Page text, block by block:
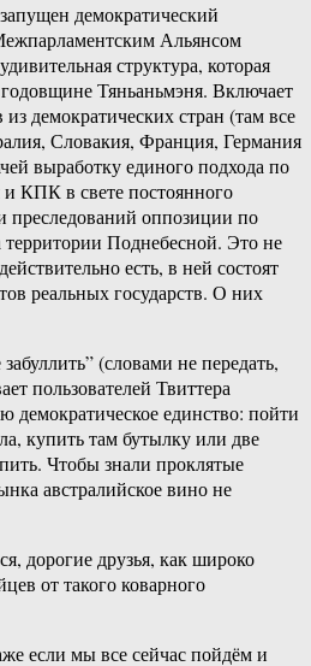
демократический
Альянсом
структура, которая
Тяньаньмэня. Включает
демократических стран (там все
Словакия, Франция, Германия
выработку единого подхода по
КПК в свете постоянного
преследований оппозиции по
Поднебесной. Это не
есть, в ней состоят
реальных государств. О них
(словами не передать,
пользователей Твиттера
демократическое единство: пойти
купить там бутылку или две
Чтобы знали проклятые
австралийское вино не
дорогие друзья, как широко
от такого коварного
если мы все сейчас пойдём и